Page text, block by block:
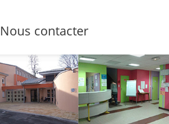
Nous contacter